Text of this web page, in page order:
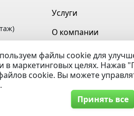
|
Услуги
О компании
Контакты
Вопрос / Ответ
файлы cookie для
в маркетинговых целях. Нажав
cookie. Вы можете
Принять все